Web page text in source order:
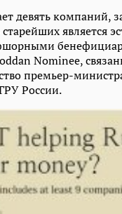
девять компаний,
является
Nominee,
премьер-
России.